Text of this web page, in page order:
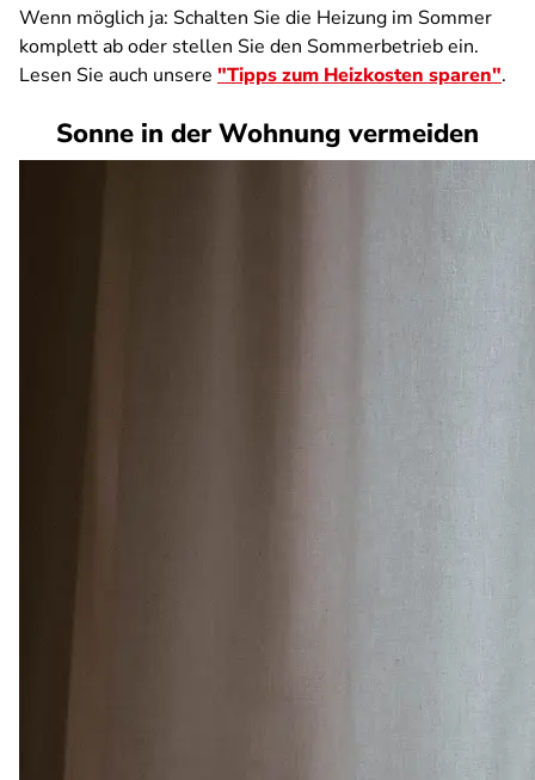
Wenn möglich ja: Schalten Sie die Heizung im Sommer
komplett ab oder stellen Sie den Sommerbetrieb ein.
Lesen Sie auch unsere "Tipps zum Heizkosten sparen".
Sonne in der Wohnung vermeiden